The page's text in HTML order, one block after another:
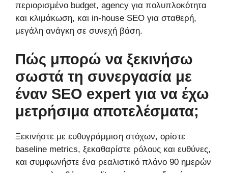
περιορισμένο budget, agency για πολυπλοκότητα
και κλιμάκωση, και in-house SEO για σταθερή,
μεγάλη ανάγκη σε συνεχή βάση.
Πώς μπορώ να ξεκινήσω
σωστά τη συνεργασία με
έναν SEO expert για να έχω
μετρήσιμα αποτελέσματα;
Ξεκινήστε με ευθυγράμμιση στόχων, ορίστε
baseline metrics, ξεκαθαρίστε ρόλους και ευθύνες,
και συμφωνήστε ένα ρεαλιστικό πλάνο 90 ημερών